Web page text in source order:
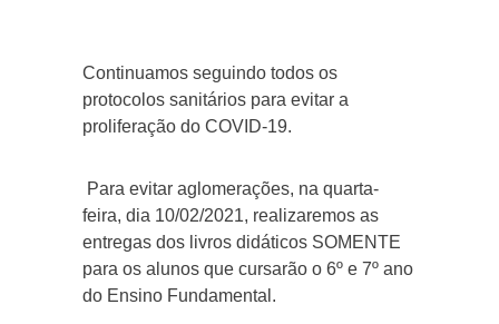
Continuamos seguindo todos os
protocolos sanitários para evitar a
proliferação do COVID-19.
Para evitar aglomerações, na quarta-
feira, dia 10/02/2021, realizaremos as
entregas dos livros didáticos SOMENTE
para os alunos que cursarão o 6º e 7º ano
do Ensino Fundamental.